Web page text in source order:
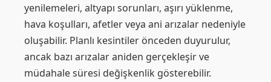
yenilemeleri, altyapı sorunları, aşırı yüklenme,
hava koşulları, afetler veya ani arızalar nedeniyle
oluşabilir. Planlı kesintiler önceden duyurulur,
ancak bazı arızalar aniden gerçekleşir ve
müdahale süresi değişkenlik gösterebilir.